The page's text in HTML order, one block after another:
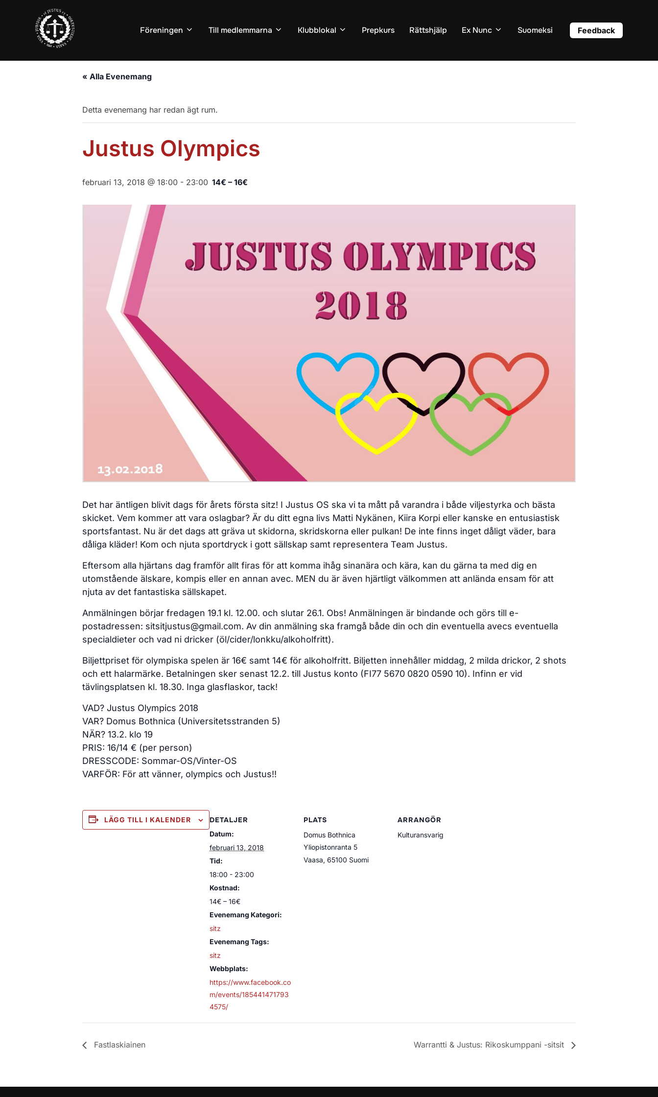
Föreningen Till medlemmarna Klubblokal Prepkurs Rättshjälp Ex Nunc Suomeksi Feedback
« Alla Evenemang
Detta evenemang har redan ägt rum.
Justus Olympics
februari 13, 2018 @ 18:00 - 23:00 14€ – 16€
Det har äntligen blivit dags för årets första sitz! I Justus OS ska vi ta mått på varandra i både viljestyrka och bästa
skicket. Vem kommer att vara oslagbar? Är du ditt egna livs Matti Nykänen, Kiira Korpi eller kanske en entusiastisk
sportsfantast. Nu är det dags att gräva ut skidorna, skridskorna eller pulkan! De inte finns inget dåligt väder, bara
dåliga kläder! Kom och njuta sportdryck i gott sällskap samt representera Team Justus.
Eftersom alla hjärtans dag framför allt firas för att komma ihåg sinanära och kära, kan du gärna ta med dig en
utomstående älskare, kompis eller en annan avec. MEN du är även hjärtligt välkommen att anlända ensam för att
njuta av det fantastiska sällskapet.
Anmälningen börjar fredagen 19.1 kl. 12.00. och slutar 26.1. Obs! Anmälningen är bindande och görs till e-
postadressen: sitsitjustus@gmail.com. Av din anmälning ska framgå både din och din eventuella avecs eventuella
specialdieter och vad ni dricker (öl/cider/lonkku/alkoholfritt).
Biljettpriset för olympiska spelen är 16€ samt 14€ för alkoholfritt. Biljetten innehåller middag, 2 milda drickor, 2 shots
och ett halarmärke. Betalningen sker senast 12.2. till Justus konto (FI77 5670 0820 0590 10). Infinn er vid
tävlingsplatsen kl. 18.30. Inga glasflaskor, tack!
VAD? Justus Olympics 2018
VAR? Domus Bothnica (Universitetsstranden 5)
NÄR? 13.2. klo 19
PRIS: 16/14 € (per person)
DRESSCODE: Sommar-OS/Vinter-OS
VARFÖR: För att vänner, olympics och Justus!!
LÄGG TILL I KALENDER DETALJER
Datum:
februari 13, 2018
Tid:
18:00 - 23:00
Kostnad:
14€ – 16€
Evenemang Kategori:
sitz
Evenemang Tags:
sitz
Webbplats:
https://www.facebook.co
m/events/185441471793
4575/
PLATS
Domus Bothnica
Yliopistonranta 5
Vaasa, 65100 Suomi
ARRANGÖR
Kulturansvarig
Fastlaskiainen Warrantti & Justus: Rikoskumppani -sitsit